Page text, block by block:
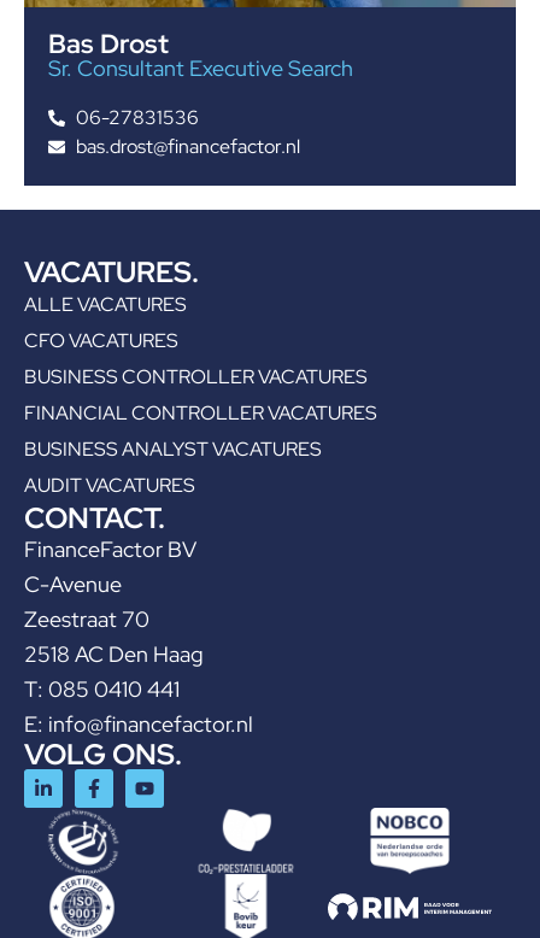
Bas Drost
Sr. Consultant Executive Search
06-27831536
bas.drost@financefactor.nl
VACATURES.
ALLE VACATURES
CFO VACATURES
BUSINESS CONTROLLER VACATURES
FINANCIAL CONTROLLER VACATURES
BUSINESS ANALYST VACATURES
AUDIT VACATURES
CONTACT.
FinanceFactor BV
C-Avenue
Zeestraat 70
2518 AC Den Haag
T: 085 0410 441
E: info@financefactor.nl
VOLG ONS.